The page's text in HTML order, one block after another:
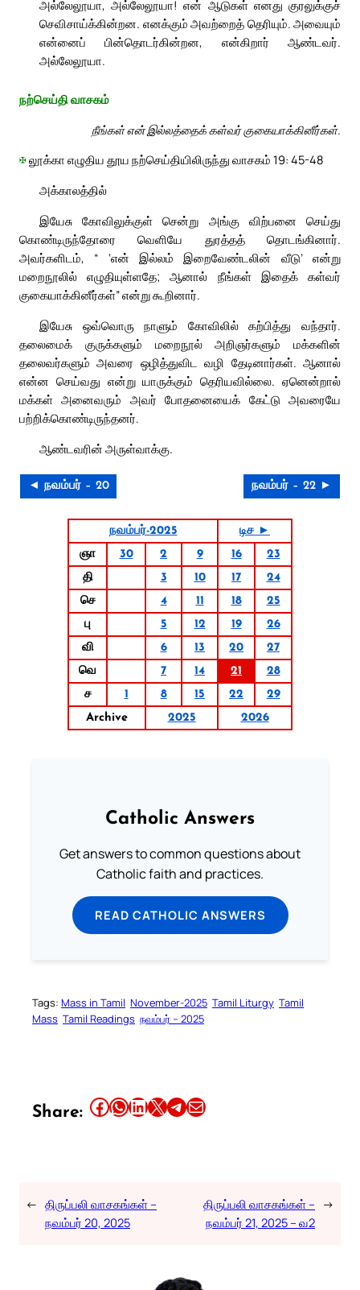
அல்லேலூயா, அல்லேலூயா! என் ஆடுகள் எனது குரலுக்குச்
செவிசாய்க்கின்றன. எனக்கும் அவற்றைத் தெரியும். அவையும்
என்னைப் பின்தொடர்கின்றன, என்கிறார் ஆண்டவர்.
அல்லேலூயா.
நற்செய்தி வாசகம்
நீங்கள் என் இல்லத்தைக் கள்வர் குகையாக்கினீர்கள்.
✠லூக்கா எழுதிய தூய நற்செய்தியிலிருந்து வாசகம் 19: 45-48
அக்காலத்தில்
இயேசு கோவிலுக்குள் சென்று அங்கு விற்பனை செய்து
கொண்டிருந்தோரை வெளியே துரத்தத் தொடங்கினார்.
அவர்களிடம், “ ‘என் இல்லம் இறைவேண்டலின் வீடு’ என்று
மறைநூலில் எழுதியுள்ளதே; ஆனால் நீங்கள் இதைக் கள்வர்
குகையாக்கினீர்கள்” என்று கூறினார்.
இயேசு ஒவ்வொரு நாளும் கோவிலில் கற்பித்து வந்தார்.
தலைமைக் குருக்களும் மறைநூல் அறிஞர்களும் மக்களின்
தலைவர்களும் அவரை ஒழித்துவிட வழி தேடினார்கள். ஆனால்
என்ன செய்வது என்று யாருக்கும் தெரியவில்லை. ஏனென்றால்
மக்கள் அனைவரும் அவர் போதனையைக் கேட்டு அவரையே
பற்றிக்கொண்டிருந்தனர்.
ஆண்டவரின் அருள்வாக்கு.
◄ நவம்பர் – 20 நவம்பர் – 22 ►
நவம்பர்-2025
டிச ►
ஞா
30 2 9 16
23
தி
3 10 17
24
செ
4 11 18
25
பு
5 12 19
26
வி
6 13 20
27
வெ
7 14 21
28
ச
1 8 15 22
29
Archive
2025 2026
Catholic Answers
Get answers to common questions about
Catholic faith and practices.
READ CATHOLIC ANSWERS
Tags: Mass in Tamil November-2025 Tamil Liturgy Tamil
Mass Tamil Readings நவம்பர் – 2025
Share: Share this article on Facebook Share this article on WhatsApp Share this article on LinkedIn Share this article on X Share this article on TelegramEmail this Article
← திருப்பலி வாசகங்கள் –
நவம்பர் 20, 2025
திருப்பலி வாசகங்கள் –
நவம்பர் 21, 2025 – வ2
→